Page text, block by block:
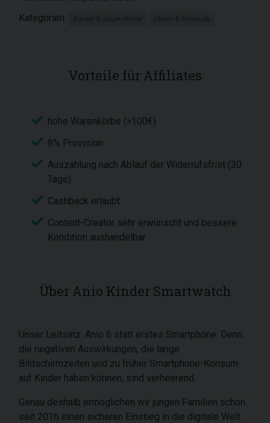
Kategorien:
Kinder & Jugendliche Uhren & Schmuck
Vorteile für Affiliates
hohe Warenkörbe (>100€)
8% Provision
Auszahlung nach Ablauf der Widerrufsfrist (30
Tage)
Cashback erlaubt
Content-Creator sehr erwünscht und bessere
Kondition aushandelbar
Über Anio Kinder Smartwatch
Unser Leitsatz: Anio 6 statt erstes Smartphone. Denn
die negativen Auswirkungen, die lange
Bildschirmzeiten und zu früher Smartphone-Konsum
auf Kinder haben können, sind verheerend.
Genau deshalb ermöglichen wir jungen Familien schon
seit 2016 einen sicheren Einstieg in die digitale Welt